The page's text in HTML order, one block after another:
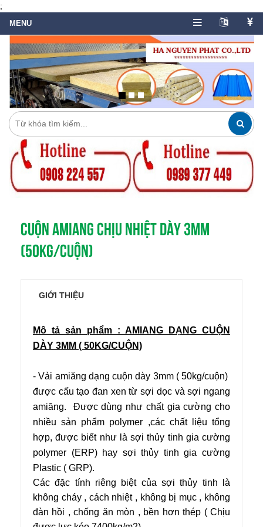
;
CUỘN AMIANG CHỊU NHIỆT DÀY 3MM
(50KG/CUỘN)
GIỚI THIỆU
Mô tả sản phẩm : AMIANG DẠNG CUỘN
DÀY 3MM ( 50KG/CUỘN)
- Vải amiăng dạng cuộn dày 3mm ( 50kg/cuộn)
được cấu tạo đan xen từ sợi dọc và sợi ngang
amiăng. Được dùng như chất gia cường cho
nhiều sản phẩm polymer ,các chất liệu tổng
hợp, được biết như là sợi thủy tinh gia cường
polymer (ERP) hay sợi thủy tinh gia cường
Plastic ( GRP).
Các đặc tính riêng biệt của sợi thủy tinh là
không cháy , cách nhiệt , không bị mục , không
đàn hồi , chống ăn mòn , bền hơn thép ( Chịu